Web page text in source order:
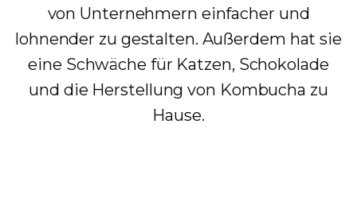
von Unternehmern einfacher und
lohnender zu gestalten. Außerdem hat sie
eine Schwäche für Katzen, Schokolade
und die Herstellung von Kombucha zu
Hause.